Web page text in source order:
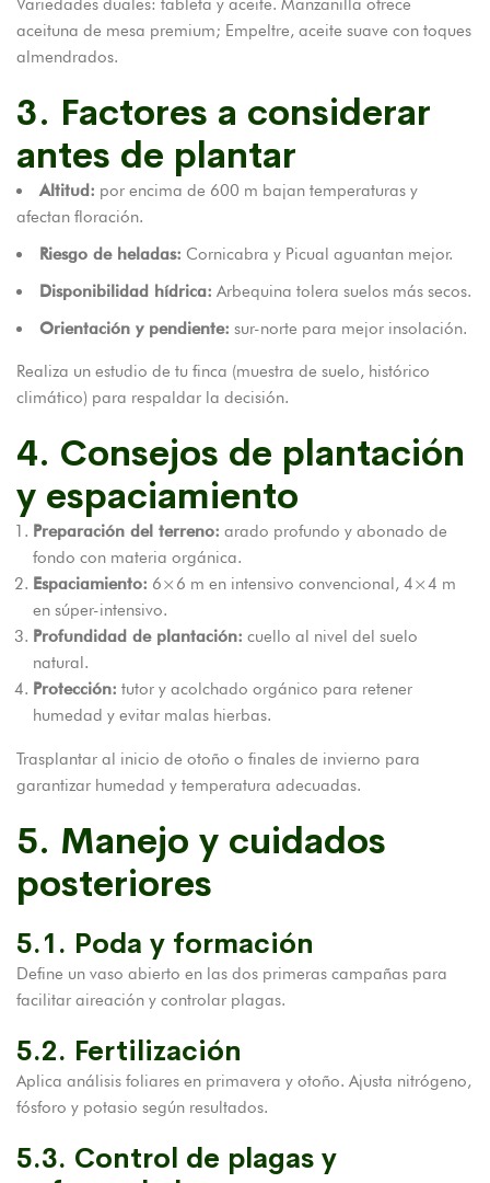
Variedades duales: tableta y aceite. Manzanilla ofrece
aceituna de mesa premium; Empeltre, aceite suave con toques
almendrados.
3. Factores a considerar
antes de plantar
Altitud: por encima de 600 m bajan temperaturas y
afectan floración.
Riesgo de heladas: Cornicabra y Picual aguantan mejor.
Disponibilidad hídrica: Arbequina tolera suelos más secos.
Orientación y pendiente: sur-norte para mejor insolación.
Realiza un estudio de tu finca (muestra de suelo, histórico
climático) para respaldar la decisión.
4. Consejos de plantación
y espaciamiento
Preparación del terreno: arado profundo y abonado de
fondo con materia orgánica.
Espaciamiento: 6×6 m en intensivo convencional, 4×4 m
en súper-intensivo.
Profundidad de plantación: cuello al nivel del suelo
natural.
Protección: tutor y acolchado orgánico para retener
humedad y evitar malas hierbas.
Trasplantar al inicio de otoño o finales de invierno para
garantizar humedad y temperatura adecuadas.
5. Manejo y cuidados
posteriores
5.1. Poda y formación
Define un vaso abierto en las dos primeras campañas para
facilitar aireación y controlar plagas.
5.2. Fertilización
Aplica análisis foliares en primavera y otoño. Ajusta nitrógeno,
fósforo y potasio según resultados.
5.3. Control de plagas y